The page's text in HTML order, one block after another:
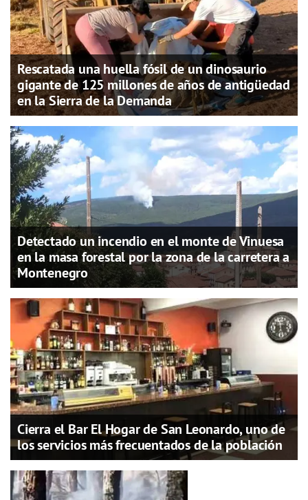
Rescatada una huella fósil de un dinosaurio
gigante de 125 millones de años de antigüedad
en la Sierra de la Demanda
Detectado un incendio en el monte de Vinuesa
en la masa forestal por la zona de la carretera a
Montenegro
Cierra el Bar El Hogar de San Leonardo, uno de
los servicios más frecuentados de la población